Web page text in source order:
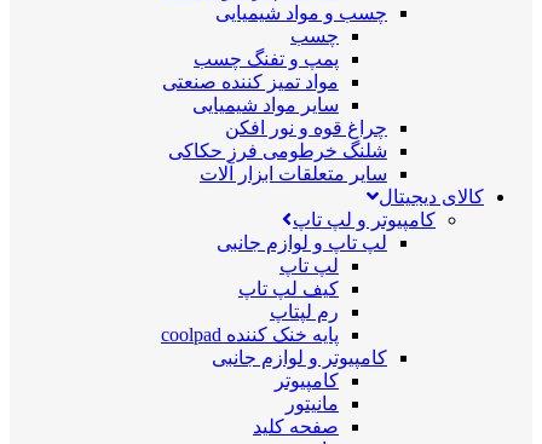
چسب و مواد شیمیایی
چسب
پمپ و تفنگ چسب
مواد تمیز کننده صنعتی
سایر مواد شیمیایی
چراغ قوه و نور افکن
شلنگ خرطومی فرز حکاکی
سایر متعلقات ابزار آلات
کالای دیجیتال
کامپیوتر و لپ تاپ
لپ تاپ و لوازم جانبی
لپ تاپ
کیف لپ تاپ
رم لپتاپ
پایه خنک کننده coolpad
کامپیوتر و لوازم جانبی
کامپیوتر
مانیتور
صفحه کلید